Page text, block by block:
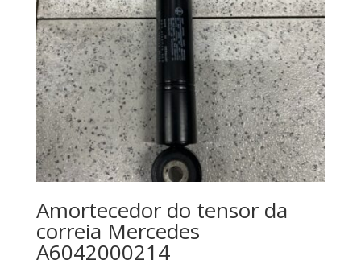
Amortecedor do tensor da
correia Mercedes
A6042000214